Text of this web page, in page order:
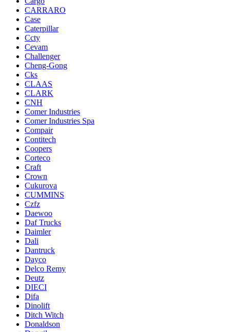
CARRARO
Case
Caterpillar
Ccty
Cevam
Challenger
Cheng-Gong
Cks
CLAAS
CLARK
CNH
Comer Industries
Comer Industries Spa
Compair
Contitech
Coopers
Corteco
Craft
Crown
Cukurova
CUMMINS
Czfz
Daewoo
Daf Trucks
Daimler
Dali
Dantruck
Dayco
Delco Remy
Deutz
DIECI
Difa
Dinolift
Ditch Witch
Donaldson